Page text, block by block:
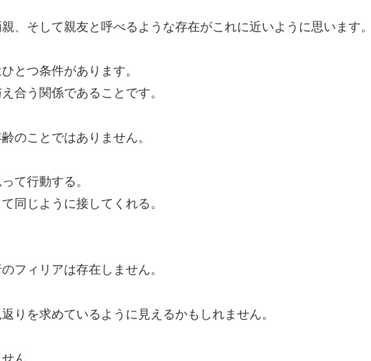
、そして親友と呼べるような存在がこれに近いように思います。
とつ条件があります。
合う関係であることです。
のことではありません。
て行動する。
同じように接してくれる。
フィリアは存在しません。
りを求めているように見えるかもしれません。